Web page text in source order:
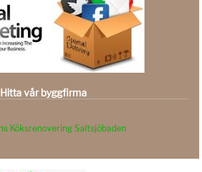
Hitta vår byggfirma